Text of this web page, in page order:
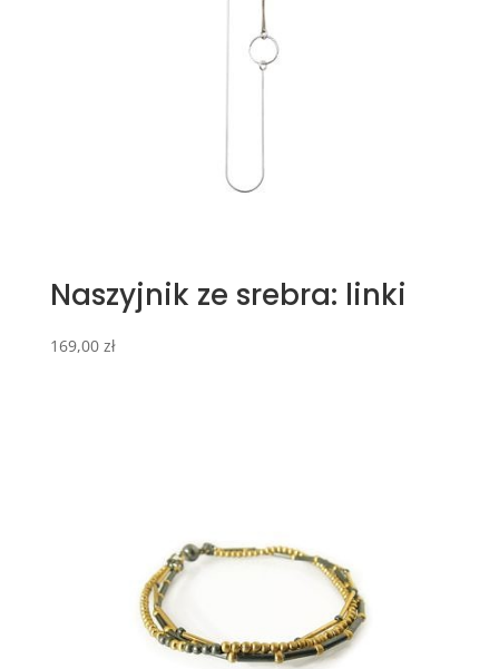
Naszyjnik ze srebra: linki
169,00 zł